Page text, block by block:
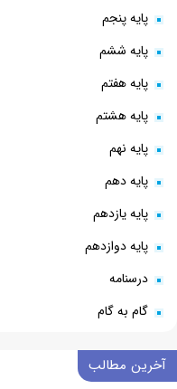
پایه پنجم
پایه ششم
پایه هفتم
پایه هشتم
پایه نهم
پایه دهم
پایه یازدهم
پایه دوازدهم
درسنامه
گام به گام
آخرین مطالب